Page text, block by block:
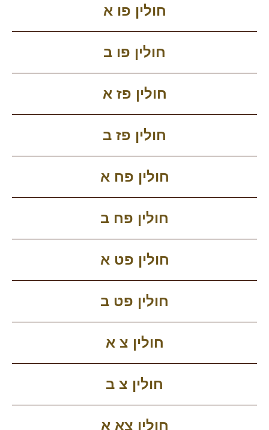
חולין פו א
חולין פו ב
חולין פז א
חולין פז ב
חולין פח א
חולין פח ב
חולין פט א
חולין פט ב
חולין צ א
חולין צ ב
חולין צא א